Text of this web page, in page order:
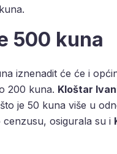
500 kuna
iznenadit će će i
200 kuna. Kloštar
je 50 kuna više u
osigurala su i